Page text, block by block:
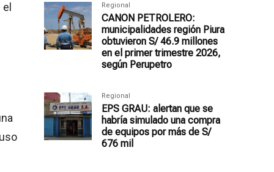
Regional
CANON PETROLERO:
municipalidades región Piura
obtuvieron S/ 46.9 millones
en el primer trimestre 2026,
según Perupetro
Regional
EPS GRAU: alertan que se
habría simulado una compra
de equipos por más de S/
676 mil